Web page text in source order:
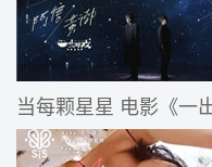
当每颗星星 电影《一